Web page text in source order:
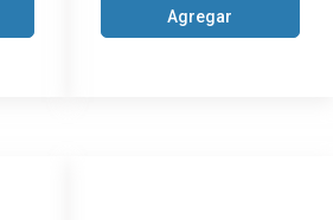
Agregar